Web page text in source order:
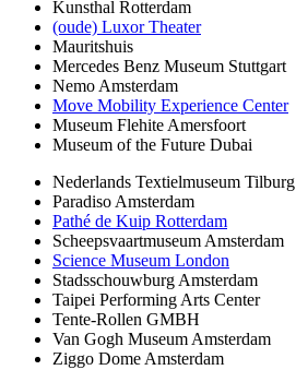
Kunsthal Rotterdam
(oude) Luxor Theater
Mauritshuis
Mercedes Benz Museum Stuttgart
Nemo Amsterdam
Move Mobility Experience Center
Museum Flehite Amersfoort
Museum of the Future Dubai
Nederlands Textielmuseum Tilburg
Paradiso Amsterdam
Pathé de Kuip Rotterdam
Scheepsvaartmuseum Amsterdam
Science Museum London
Stadsschouwburg Amsterdam
Taipei Performing Arts Center
Tente-Rollen GMBH
Van Gogh Museum Amsterdam
Ziggo Dome Amsterdam